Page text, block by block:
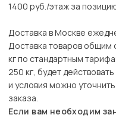
1400 руб./этаж за
Доставка в Москве
Доставка товаров
кг по стандартным
250 кг, будет
и условия можно
заказа.
Если вам необходим